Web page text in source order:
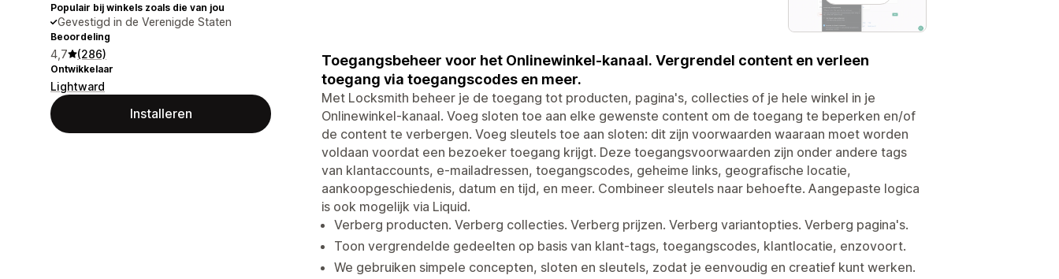
Populair bij winkels zoals die van jou
Gevestigd in de Verenigde Staten
Beoordeling
4,7 (286)
Ontwikkelaar
Lightward
Installeren
Toegangsbeheer voor het Onlinewinkel-kanaal. Vergrendel content en verleen
toegang via toegangscodes en meer.
Met Locksmith beheer je de toegang tot producten, pagina's, collecties of je hele winkel in je
Onlinewinkel-kanaal. Voeg sloten toe aan elke gewenste content om de toegang te beperken en/of
de content te verbergen. Voeg sleutels toe aan sloten: dit zijn voorwaarden waaraan moet worden
voldaan voordat een bezoeker toegang krijgt. Deze toegangsvoorwaarden zijn onder andere tags
van klantaccounts, e-mailadressen, toegangscodes, geheime links, geografische locatie,
aankoopgeschiedenis, datum en tijd, en meer. Combineer sleutels naar behoefte. Aangepaste logica
is ook mogelijk via Liquid.
Verberg producten. Verberg collecties. Verberg prijzen. Verberg variantopties. Verberg pagina's.
Toon vergrendelde gedeelten op basis van klant-tags, toegangscodes, klantlocatie, enzovoort.
We gebruiken simpele concepten, sloten en sleutels, zodat je eenvoudig en creatief kunt werken.